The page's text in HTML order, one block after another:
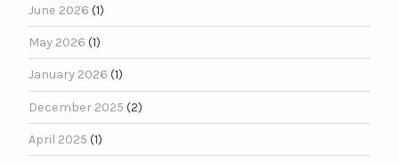
June 2026 (1)
May 2026 (1)
January 2026 (1)
December 2025 (2)
April 2025 (1)